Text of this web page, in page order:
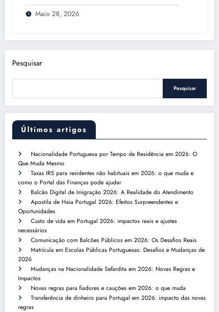
Maio 28, 2026
Pesquisar
Pesquisar
Últimos artigos
Nacionalidade Portuguesa por Tempo de Residência em 2026: O
Que Muda Mesmo
Taxas IRS para residentes não habituais em 2026: o que muda e
como o Portal das Finanças pode ajudar
Balcão Digital de Imigração 2026: A Realidade do Atendimento
Apostila de Haia Portugal 2026: Efeitos Surpreendentes e
Oportunidades
Custo de vida em Portugal 2026: impactos reais e ajustes
necessários
Comunicação com Balcões Públicos em 2026: Os Desafios Reais
Matrícula em Escolas Públicas Portuguesas: Desafios e Mudanças de
2026
Mudanças na Nacionalidade Sefardita em 2026: Novas Regras e
Impactos
Novas regras para fiadores e cauções em 2026: o que muda
Transferência de dinheiro para Portugal em 2026: impacto das novas
regras